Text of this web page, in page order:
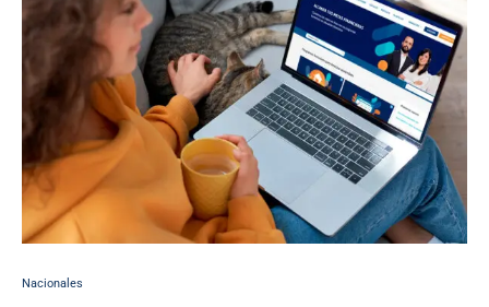
Nacionales